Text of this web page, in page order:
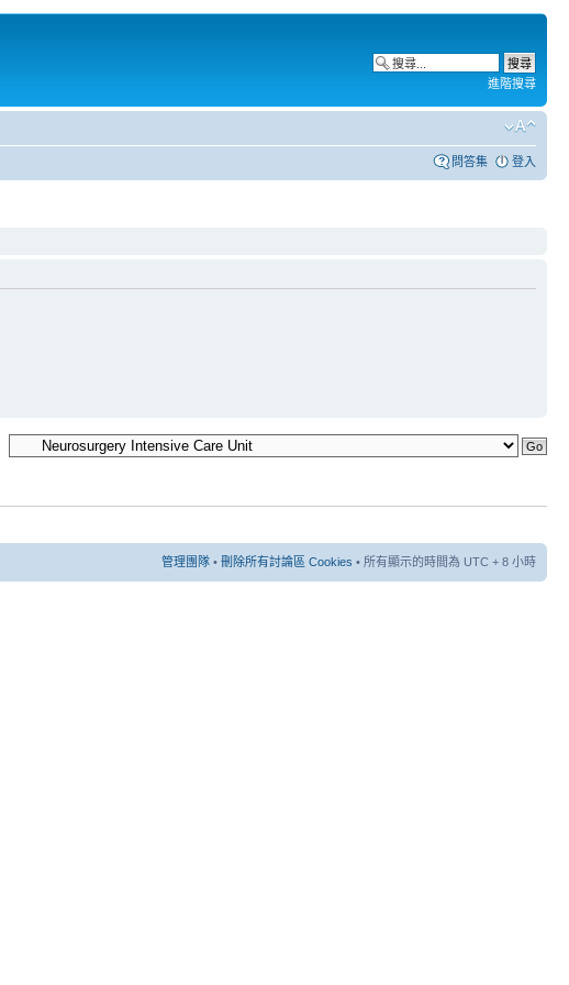
進階搜尋
問答集 登入
管理團隊 • 刪除所有討論區 Cookies • 所有顯示的時間為 UTC + 8 小時